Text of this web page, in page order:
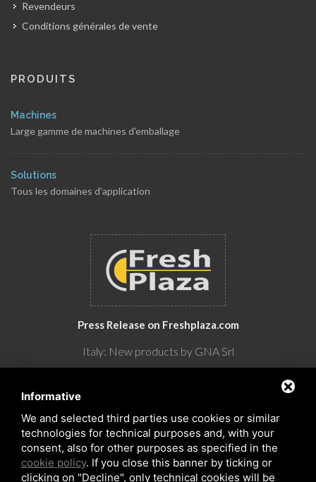
Revendeurs
Conditions générales de vente
PRODUITS
Machines
Large gamme de machines d'emballage
Solutions
Tous les domaines d'application
Press Release on Freshplaza.com
Italy: New products by GNA Srl
Informative
We and selected third parties use cookies or similar
technologies for technical purposes and, with your
consent, also for other purposes as specified in the
cookie policy. If you close this banner by ticking or
clicking on "Decline", only technical cookies will be